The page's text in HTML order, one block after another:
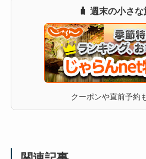
🧳 週末の小さ
クーポンや直前予約